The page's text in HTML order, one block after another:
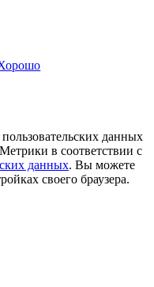
данных
в соответствии с
данных. Вы можете
своего браузера.